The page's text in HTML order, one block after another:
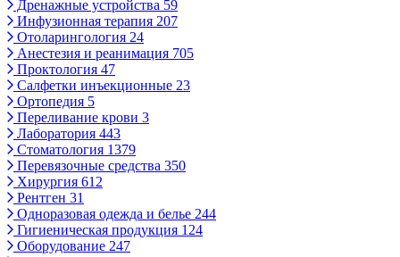
Дренажные устройства 59
Инфузионная терапия 207
Отоларингология 24
Анестезия и реанимация 705
Проктология 47
Салфетки инъекционные 23
Ортопедия 5
Переливание крови 3
Лаборатория 443
Стоматология 1379
Перевязочные средства 350
Хирургия 612
Рентген 31
Одноразовая одежда и белье 244
Гигиеническая продукция 124
Оборудование 247